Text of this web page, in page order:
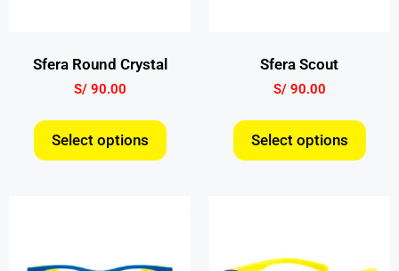
Sfera Round Crystal
S/90.00
Select options
Sfera Scout
S/90.00
Select options